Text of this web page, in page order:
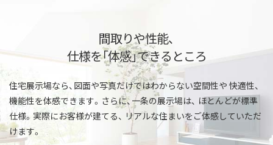
間取りや性能、
仕様を「体感」できるところ
住宅展示場なら、図面や写真だけではわからない空間性や 快適性、
機能性を体感できます。さらに、一条の展示場は、 ほとんどが標準
仕様。実際にお客様が建てる、 リアルな住まいをご体感していただ
けます。